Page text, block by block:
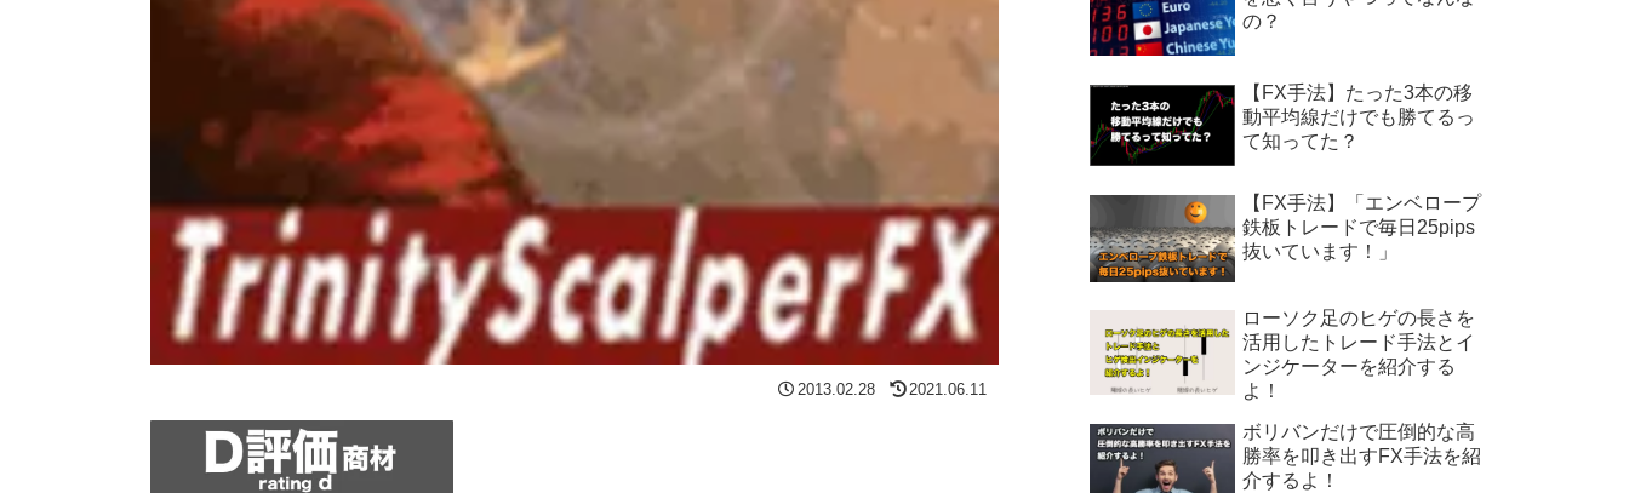
2013.02.28 2021.06.11
の？
【FX手法】たった3本の移
動平均線だけでも勝てるっ
て知ってた？
【FX手法】「エンベロープ
鉄板トレードで毎日25pips
抜いています！」
ローソク足のヒゲの長さを
活用したトレード手法とイ
ンジケーターを紹介する
よ！
ボリバンだけで圧倒的な高
勝率を叩き出すFX手法を紹
介するよ！